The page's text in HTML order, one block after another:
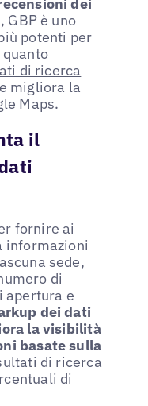
dei
GBP è uno
potenti per
quanto
di ricerca
e migliora la
Maps.
il
fornire ai
informazioni
sede,
di
apertura e
dei dati
la visibilità
basate sulla
di ricerca
di